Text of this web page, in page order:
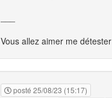
Vous allez aimer me détester
posté 25/08/23 (15:17)